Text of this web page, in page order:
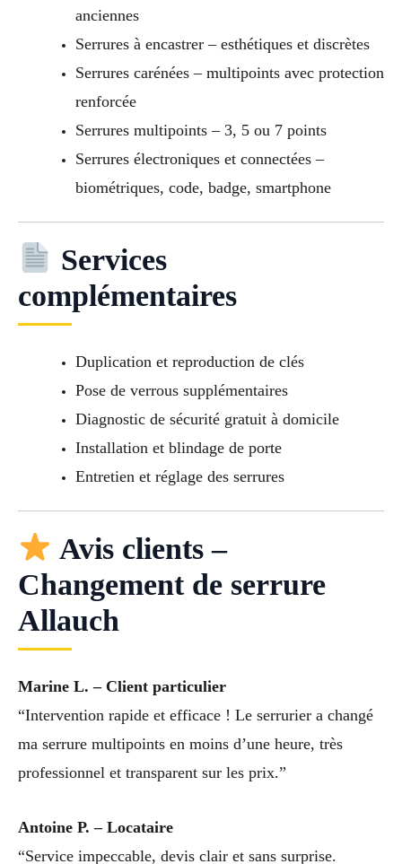
anciennes
Serrures à encastrer – esthétiques et discrètes
Serrures carénées – multipoints avec protection
renforcée
Serrures multipoints – 3, 5 ou 7 points
Serrures électroniques et connectées –
biométriques, code, badge, smartphone
Services
complémentaires
Duplication et reproduction de clés
Pose de verrous supplémentaires
Diagnostic de sécurité gratuit à domicile
Installation et blindage de porte
Entretien et réglage des serrures
Avis clients –
Changement de serrure
Allauch
Marine L. – Client particulier
“Intervention rapide et efficace ! Le serrurier a changé
ma serrure multipoints en moins d’une heure, très
professionnel et transparent sur les prix.”
Antoine P. – Locataire
“Service impeccable, devis clair et sans surprise.